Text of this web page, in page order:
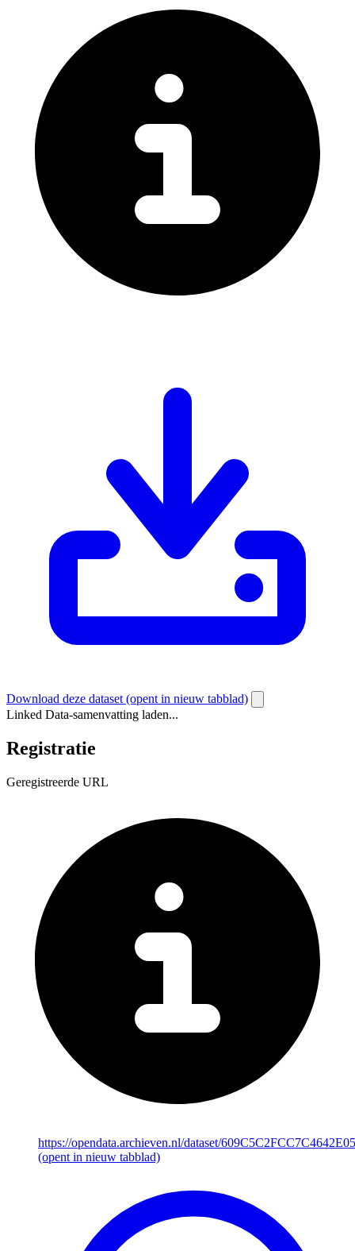
Download deze dataset (opent in nieuw tabblad)
Linked Data-samenvatting laden...
Registratie
Geregistreerde URL
https://opendata.archieven.nl/dataset/
(opent in nieuw tabblad)